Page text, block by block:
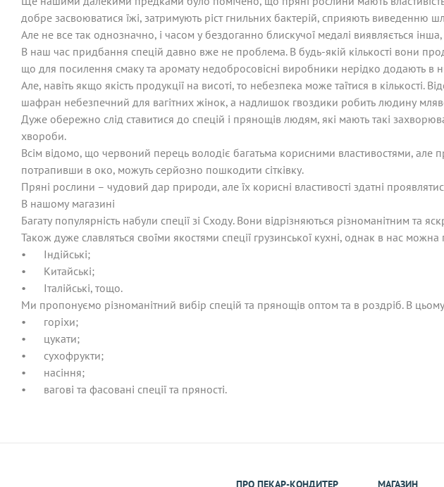
добре засвоюватися їжі, затримують ріст гнильних бактерій, сприяють виведенню
Але не все так однозначно, і часом у бездоганно блискучої медалі виявляється
В наш час придбання спецій давно вже не проблема. В будь-якій кількості вони
що для посилення смаку та аромату недобросовісні виробники нерідко додають в
Але, навіть якщо якість продукції на висоті, то небезпека може таїтися в
шафран небезпечний для вагітних жінок, а надлишок гвоздики робить людину
Дуже обережно слід ставитися до спецій і прянощів людям, які мають такі
хвороби.
Всім відомо, що червоний перець володіє багатьма корисними властивостями, але
потрапивши в око, можуть серйозно пошкодити сітківку.
Пряні рослини – чудовий дар природи, але їх корисні властивості здатні
В нашому магазині
Багату популярність набули спеції зі Сходу. Вони відрізняються різноманітним
Також дуже славляться своїми якостями спеції грузинської кухні, однак в нас
•
Індійські;
•
Китайські;
•
Італійські, тощо.
Ми пропонуємо різноманітний вибір спецій та прянощів оптом та в роздріб. В
•
горіхи;
•
цукати;
•
сухофрукти;
•
насіння;
•
вагові та фасовані спеції та пряності.
ПРО ПЕКАР-КОНДИТЕР МАГАЗИН